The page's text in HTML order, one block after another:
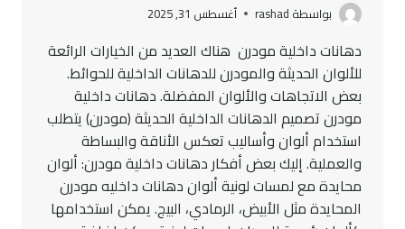
بواسطة rashad أغسطس 31, 2025
دهانات داخلية مودرن هناك العديد من الخيارات الرائعة
للألوان الحديثة والمودرن للدهانات الداخلية للحوائط.
بعض الاتجاهات والألوان المفضلة. دهانات داخلية
مودرن تصميم الدهانات الداخلية الحديثة (مودرن) يتطلب
استخدام ألوان وأساليب تعكس الأناقة والبساطة
والعملية. إليك بعض أفكار دهانات داخلية مودرن: ألوان
محايدة مع لمسات لونية ألوان دهانات داخليه مودرن
المحايدة مثل الأبيض، الرمادي، البيج. يمكن استخدامها